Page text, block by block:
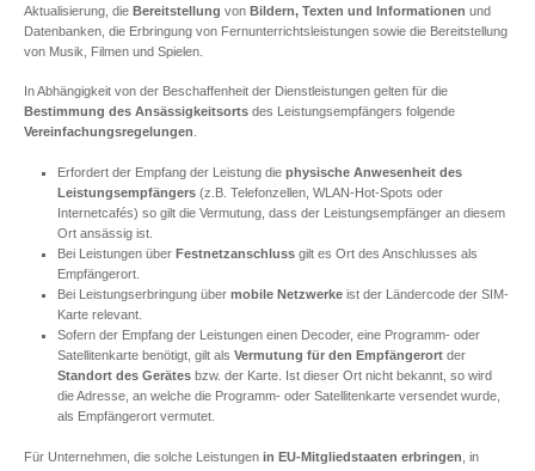
Aktualisierung, die Bereitstellung von Bildern, Texten und Informationen und
Datenbanken, die Erbringung von Fernunterrichtsleistungen sowie die Bereitstellung
von Musik, Filmen und Spielen.
In Abhängigkeit von der Beschaffenheit der Dienstleistungen gelten für die
Bestimmung des Ansässigkeitsorts des Leistungsempfängers folgende
Vereinfachungsregelungen
Erfordert der Empfang der Leistung die physische Anwesenheit des
Leistungsempfängers(z.B. Telefonzellen, WLAN-Hot-Spots oder
Internetcafés) so gilt die Vermutung, dass der Leistungsempfänger an diesem
Ort ansässig ist.
Bei Leistungen über Festnetzanschlussgilt es Ort des Anschlusses als
Empfängerort.
Bei Leistungserbringung über mobile Netzwerkeist der Ländercode der SIM-
Karte relevant.
Sofern der Empfang der Leistungen einen Decoder, eine Programm- oder
Satellitenkarte benötigt, gilt als Vermutung für den Empfängerortder
Standort des Gerätesbzw. der Karte. Ist dieser Ort nicht bekannt, so wird
die Adresse, an welche die Programm- oder Satellitenkarte versendet wurde,
als Empfängerort vermutet.
Für Unternehmen, die solche Leistungen in EU-Mitgliedstaaten erbringen , in